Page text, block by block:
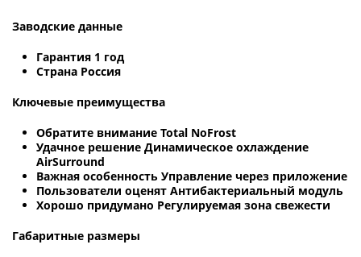
Заводские данные
Гарантия 1 год
Страна Россия
Ключевые преимущества
Обратите внимание Total NoFrost
Удачное решение Динамическое охлаждение
AirSurround
Важная особенность Управление через приложение
Пользователи оценят Антибактериальный модуль
Хорошо придумано Регулируемая зона свежести
Габаритные размеры